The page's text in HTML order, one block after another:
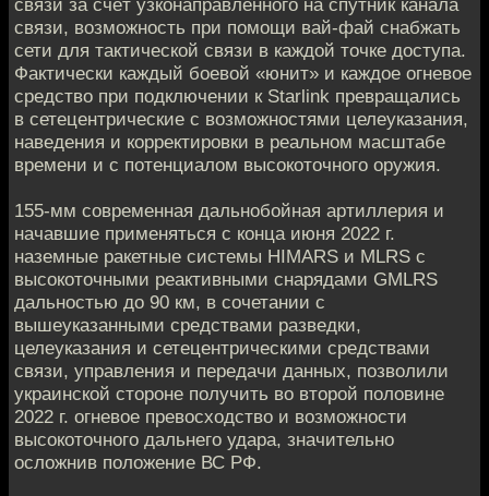
связи за счёт узконаправленного на спутник канала
связи, возможность при помощи вай-фай снабжать
сети для тактической связи в каждой точке доступа.
Фактически каждый боевой «юнит» и каждое огневое
средство при подключении к Starlink превращались
в сетецентрические с возможностями целеуказания,
наведения и корректировки в реальном масштабе
времени и с потенциалом высокоточного оружия.
155-мм современная дальнобойная артиллерия и
начавшие применяться с конца июня 2022 г.
наземные ракетные системы HIMARS и MLRS с
высокоточными реактивными снарядами GMLRS
дальностью до 90 км, в сочетании с
вышеуказанными средствами разведки,
целеуказания и сетецентрическими средствами
связи, управления и передачи данных, позволили
украинской стороне получить во второй половине
2022 г. огневое превосходство и возможности
высокоточного дальнего удара, значительно
осложнив положение ВС РФ.